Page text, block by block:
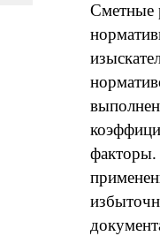
Сметные
факторы.